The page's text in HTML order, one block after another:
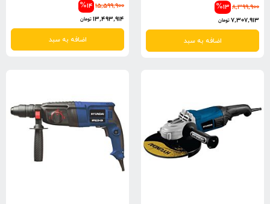
%13 8,399,900
7,307,913تومان
اضافه به سبد
%14 15,599,900
13,493,914تومان
اضافه به سبد